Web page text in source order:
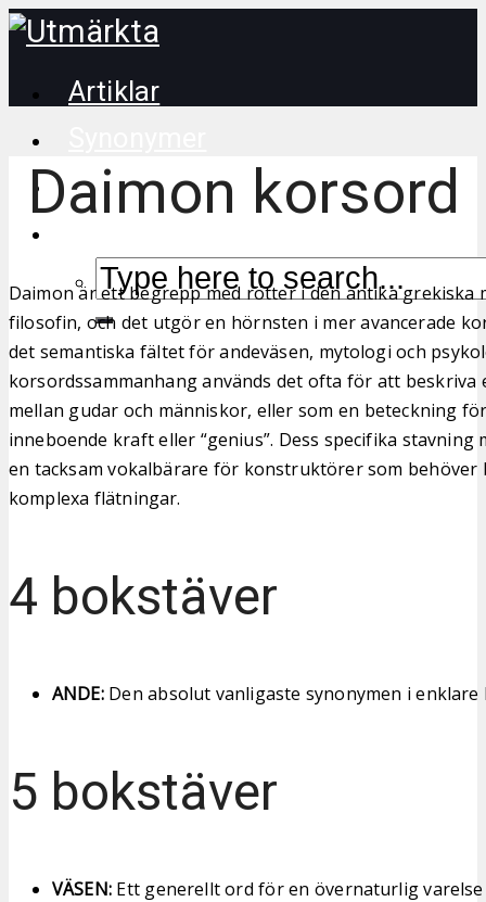
Artiklar
Korsordstips
Daimon korsord
Daimon är ett begrepp med rötter i den antika grekiska
filosofin, och det utgör en hörnsten i mer avancerade
det semantiska fältet för andeväsen, mytologi och
korsordssammanhang används det ofta för att beskriva
mellan gudar och människor, eller som en beteckning
inneboende kraft eller “genius”. Dess specifika stavning
en tacksam vokalbärare för konstruktörer som behöver
komplexa flätningar.
4 bokstäver
ANDE:Den absolut vanligaste synonymen i enklare
5 bokstäver
VÄSEN:Ett generellt ord för en övernaturlig